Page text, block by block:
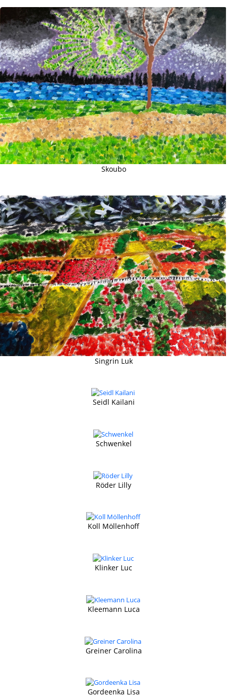
Skoubo
Singrin Luk
Seidl Kailani
Schwenkel
Röder Lilly
Koll Möllenhoff
Klinker Luc
Kleemann Luca
Greiner Carolina
Gordeenka Lisa